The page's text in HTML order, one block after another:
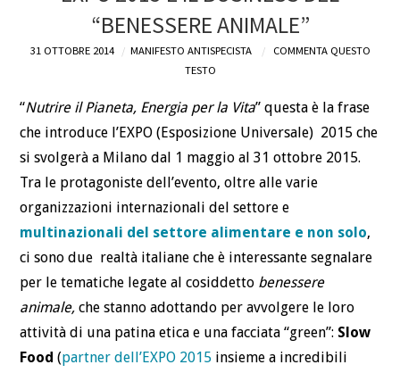
DEFINIZIONI
BLOG
CONTATTI
“BENESSERE ANIMALE”
31 OTTOBRE 2014 MANIFESTO ANTISPECISTA
COMMENTA QUESTO
TESTO
“Nutrire il Pianeta, Energia per la Vita” questa è la frase
che introduce l’EXPO (Esposizione Universale) 2015 che
si svolgerà a Milano dal 1 maggio al 31 ottobre 2015.
Tra le protagoniste dell’evento, oltre alle varie
organizzazioni internazionali del settore e
multinazionali del settore alimentare e non solo,
ci sono due realtà italiane che è interessante segnalare
per le tematiche legate al cosiddetto benessere
animale, che stanno adottando per avvolgere le loro
attività di una patina etica e una facciata “green”: Slow
Food (partner dell’EXPO 2015 insieme a incredibili